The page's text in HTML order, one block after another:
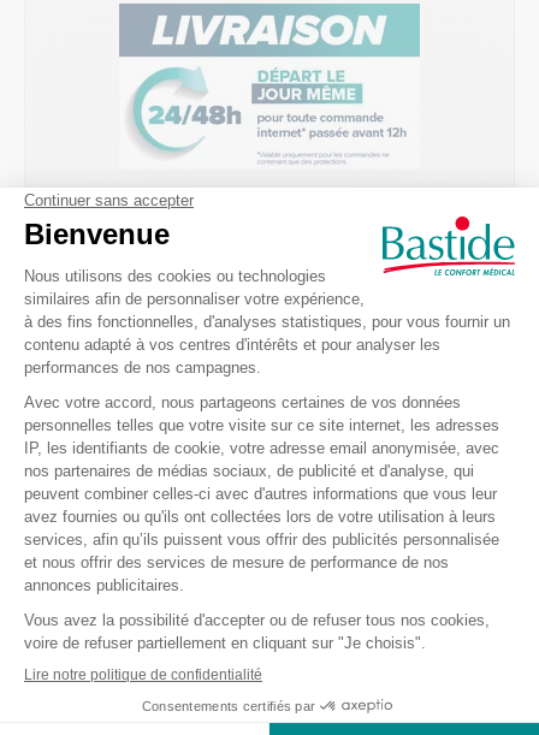
Recevez nos offres et
promotions
Envoyer
Je m’inscris à la newsletter et accepte de recevoir des informations
commerciales et promotionnelles de Bastide le Confort Médical.
(Vous pourrez à tout moment vous désinscrire. Pour plus
protection des données personnelles.